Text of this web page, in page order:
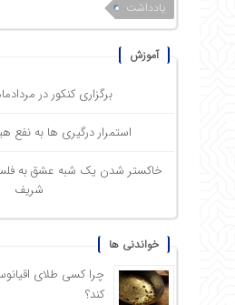
یادداشت
آموزش
برگزاری کنکور در
استمرار درگیری ها به
خاکستر شدن یک شبه عشق به
شریف
خواندنی ها
چرا کسی طلای
کند؟